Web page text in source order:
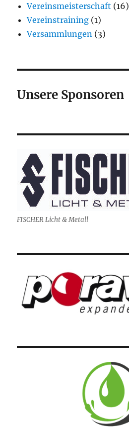
Vereinsmeisterschaft (16)
Vereinstraining (1)
Versammlungen (3)
Unsere Sponsoren
FISCHER Licht & Metall